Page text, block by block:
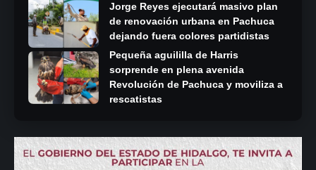
Jorge Reyes ejecutará masivo plan
de renovación urbana en Pachuca
dejando fuera colores partidistas
Pequeña aguililla de Harris
sorprende en plena avenida
Revolución de Pachuca y moviliza a
rescatistas